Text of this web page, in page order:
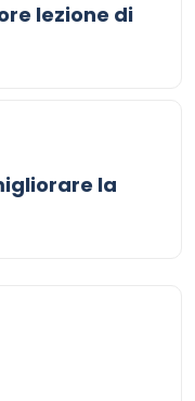
lezione di
la